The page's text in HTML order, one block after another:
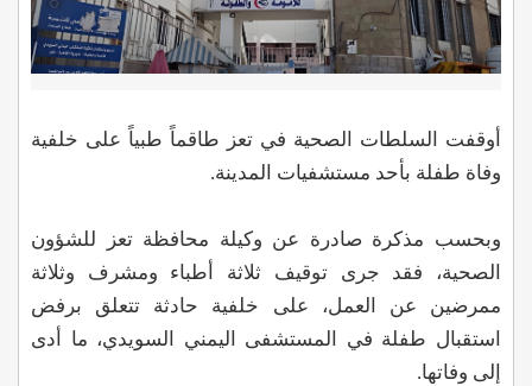
أوقفت السلطات الصحية في تعز طاقماً طبياً على خلفية
وفاة طفلة بأحد مستشفيات المدينة.
وبحسب مذكرة صادرة عن وكيلة محافظة تعز للشؤون
الصحية، فقد جرى توقيف ثلاثة أطباء ومشرف وثلاثة
ممرضين عن العمل، على خلفية حادثة تتعلق برفض
استقبال طفلة في المستشفى اليمني السويدي، ما أدى
إلى وفاتها.